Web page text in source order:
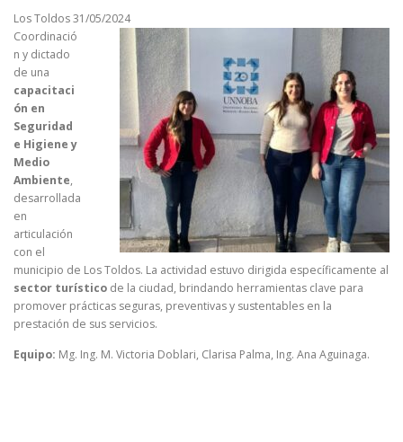
Los Toldos 31/05/2024
Coordinació
n y dictado
de una
capacitaci
ón en
Seguridad
e Higiene y
Medio
Ambiente,
desarrollada
en
articulación
con el
municipio de Los Toldos. La actividad estuvo dirigida específicamente al
sector turístico de la ciudad, brindando herramientas clave para
promover prácticas seguras, preventivas y sustentables en la
prestación de sus servicios.
Equipo: Mg. Ing. M. Victoria Doblari, Clarisa Palma, Ing. Ana Aguinaga.